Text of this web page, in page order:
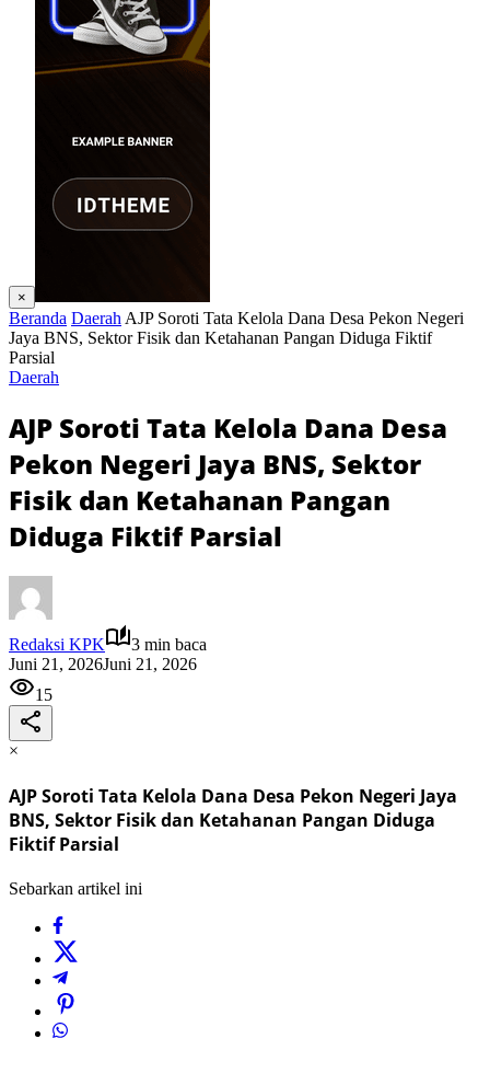
×
Beranda Daerah AJP Soroti Tata Kelola Dana Desa Pekon Negeri
Jaya BNS, Sektor Fisik dan Ketahanan Pangan Diduga Fiktif
Parsial
Daerah
AJP Soroti Tata Kelola Dana Desa
Pekon Negeri Jaya BNS, Sektor
Fisik dan Ketahanan Pangan
Diduga Fiktif Parsial
Redaksi KPK
3 min baca
Juni 21, 2026Juni 21, 2026
15
×
AJP Soroti Tata Kelola Dana Desa Pekon Negeri Jaya
BNS, Sektor Fisik dan Ketahanan Pangan Diduga
Fiktif Parsial
Sebarkan artikel ini